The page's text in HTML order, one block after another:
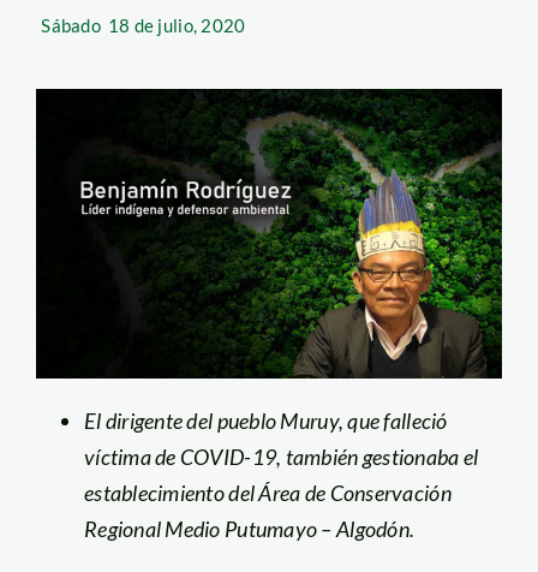
Sábado 18 de julio, 2020
El dirigente del pueblo Muruy, que falleció
víctima de COVID-19, también gestionaba el
establecimiento del Área de Conservación
Regional Medio Putumayo – Algodón.